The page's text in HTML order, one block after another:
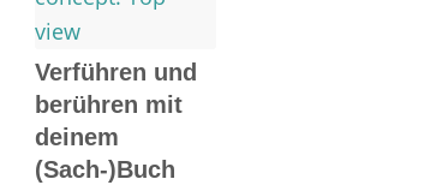
Verführen und
berühren mit
deinem
(Sach-)Buch